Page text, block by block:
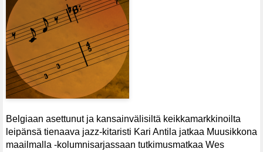
Belgiaan asettunut ja kansainvälisiltä keikkamarkkinoilta
leipänsä tienaava jazz-kitaristi Kari Antila jatkaa Muusikkona
maailmalla -kolumnisarjassaan tutkimusmatkaa Wes